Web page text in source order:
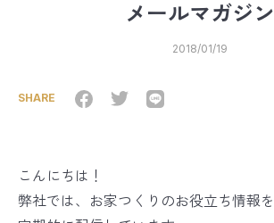
メールマガジン
2018/01/19
SHARE
こんにちは！
弊社では、お家つくりのお役立ち情報を